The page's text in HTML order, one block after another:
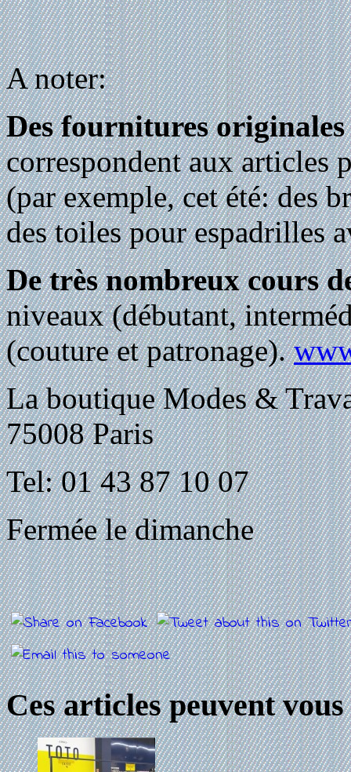
A noter:
Des fournitures originales
correspondent aux articles
(par exemple, cet été: des
des toiles pour espadrilles
De très nombreux cours
niveaux (débutant,
(couture et patronage).
La boutique Modes &
75008 Paris
Tel: 01 43 87 10 07
Fermée le dimanche
Ces articles peuvent